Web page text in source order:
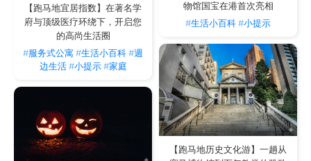
等设施，以及参与在运动场内组织的娱乐活动。 V Happy
Valley酒店距离黄泥涌体育馆仅有5分钟的路程。
无论您是否居住在跑马地，这个美丽的社区都值得探索。
从赛马赌博到品尝米芝莲星级美食和与朋友一起锻炼：跑
马地提供大量高品质的娱乐选择。 有关跑马地的更多信
息，或需要进一步的指引，请随时与V的礼宾部联系。
物馆国宝在港首次亮相
#生活小百科#小提示
【跑马地宜居指数】在著名学
府与顶级医疗环绕下，开启您
的高尚生活圈
#服务式公寓#生活小百科#週
边生活 #小提示 #家庭
【跑马地历史文化游】一趟从